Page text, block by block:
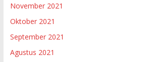
November 2021
Oktober 2021
September 2021
Agustus 2021